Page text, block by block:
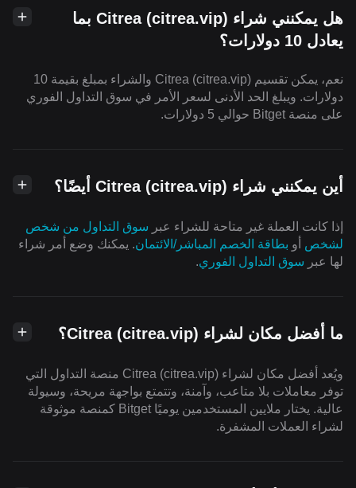
هل يمكنني شراء Citrea (citrea.vip) بما
يعادل 10 دولارات؟
نعم، يمكن تقسيم Citrea (citrea.vip) والشراء بمبلغ بقيمة 10
دولارات. ويبلغ الحد الأدنى لسعر الأمر في سوق التداول الفوري
على منصة Bitget حوالي 5 دولارات.
أين يمكنني شراء Citrea (citrea.vip) أيضًا؟
إذا كانت العملة غير متاحة للشراء عبر سوق التداول من شخص
لشخص أو بطاقة الخصم المباشر/الائتمان. يمكنك وضع أمر شراء
لها عبر سوق التداول الفوري.
ما أفضل مكان لشراء Citrea (citrea.vip)؟
ويُعد أفضل مكان لشراء Citrea (citrea.vip) منصة التداول التي
توفر معاملات بلا متاعب، وآمنة، وتتمتع بواجهة مريحة، وسيولة
عالية. يختار ملايين المستخدمين يوميًا Bitget كمنصة موثوقة
لشراء العملات المشفرة.